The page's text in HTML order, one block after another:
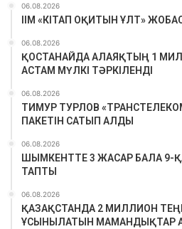
06.08.2026
ІІМ «КІТАП ОҚИТЫН ҰЛТ»
06.08.2026
ҚОСТАНАЙДА АЛАЯҚТЫҢ 1
АСТАМ МҮЛКІ ТӘРКІЛЕНДІ
06.08.2026
ТИМУР ТУРЛОВ
ПАКЕТІН САТЫП АЛДЫ
06.08.2026
ШЫМКЕНТТЕ 3 ЖАСАР БАЛА 9-
ТАПТЫ
06.08.2026
ҚАЗАҚСТАНДА 2 МИЛЛИОН
ҰСЫНЫЛАТЫН МАМАНДЫҚТАР